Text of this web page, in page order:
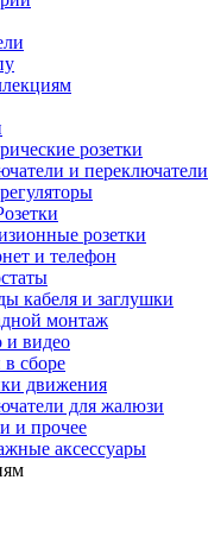
розетки
и переключатели
розетки
и телефон
кабеля и заглушки
монтаж
и видео
сборе
движения
для жалюзи
и прочее
аксессуары